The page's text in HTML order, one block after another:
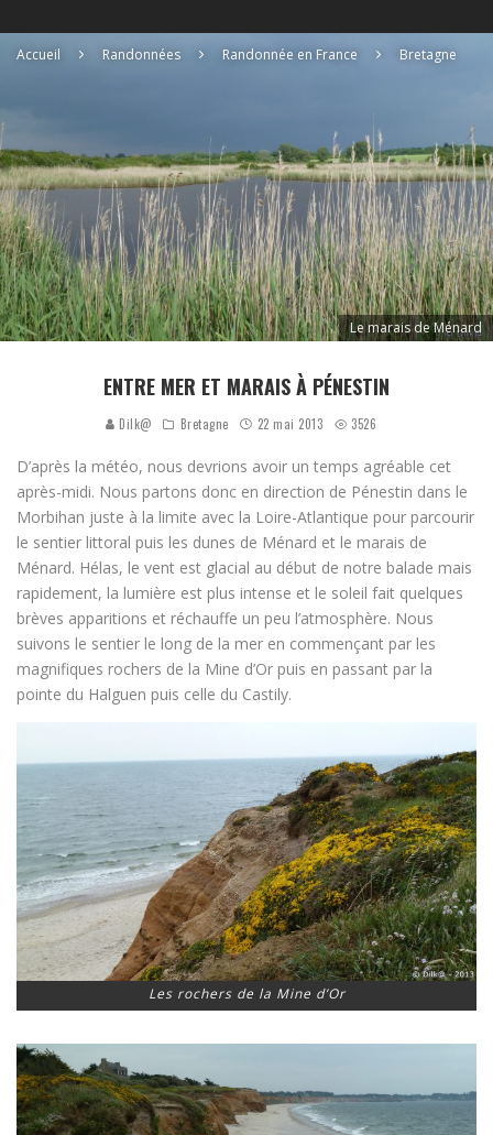
Accueil Randonnées Randonnée en France Bretagne
Le marais de Ménard
ENTRE MER ET MARAIS À PÉNESTIN
Dilk@ Bretagne 22 mai 2013 3526
D’après la météo, nous devrions avoir un temps agréable cet
après-midi. Nous partons donc en direction de Pénestin dans le
Morbihan juste à la limite avec la Loire-Atlantique pour parcourir
le sentier littoral puis les dunes de Ménard et le marais de
Ménard. Hélas, le vent est glacial au début de notre balade mais
rapidement, la lumière est plus intense et le soleil fait quelques
brèves apparitions et réchauffe un peu l’atmosphère. Nous
suivons le sentier le long de la mer en commençant par les
magnifiques rochers de la Mine d’Or puis en passant par la
pointe du Halguen puis celle du Castily.
Les rochers de la Mine d’Or